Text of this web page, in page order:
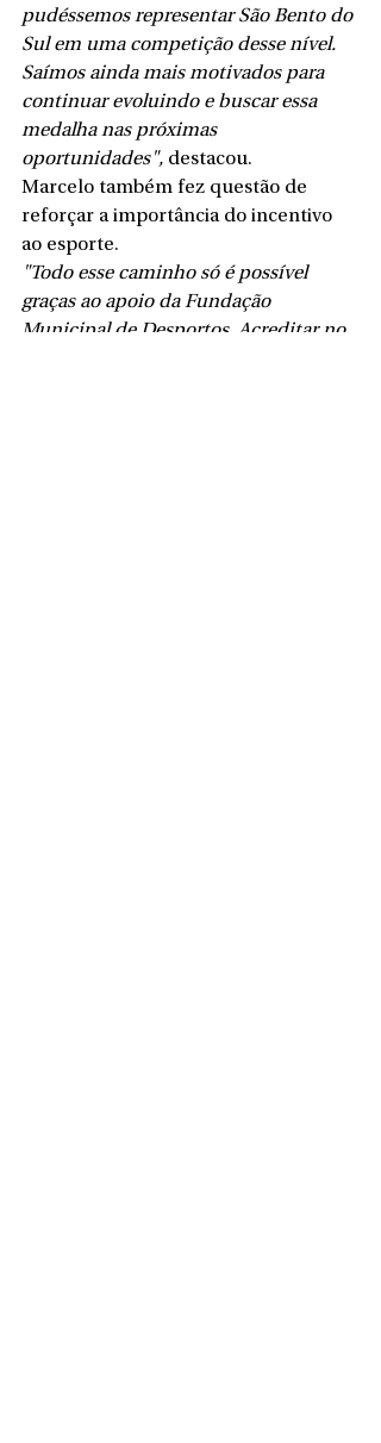
pudéssemos representar São Bento do
Sul em uma competição desse nível.
Saímos ainda mais motivados para
continuar evoluindo e buscar essa
medalha nas próximas
oportunidades", destacou.
Marcelo também fez questão de
reforçar a importância do incentivo
ao esporte.
"Todo esse caminho só é possível
graças ao apoio da Fundação
Municipal de Desportos. Acreditar no